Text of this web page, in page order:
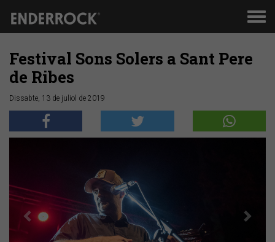
Festival Sons Solers a Sant Pere
de Ribes
Dissabte, 13 de juliol de 2019
Anterior